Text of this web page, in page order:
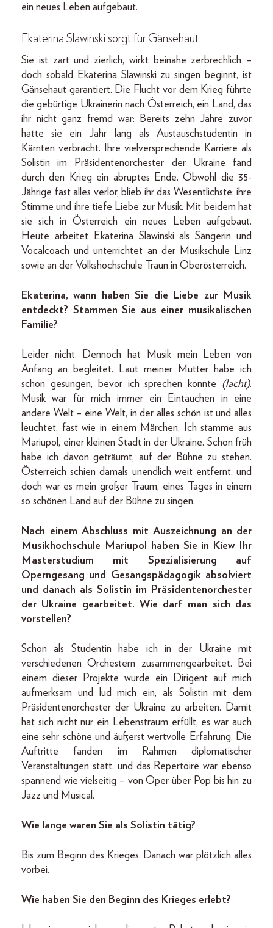
ein neues Leben aufgebaut.
Ekaterina Slawinski sorgt für Gänsehaut
Sie ist zart und zierlich, wirkt beinahe zerbrechlich –
doch sobald Ekaterina Slawinski zu singen beginnt, ist
Gänsehaut garantiert. Die Flucht vor dem Krieg führte
die gebürtige Ukrainerin nach Österreich, ein Land, das
ihr nicht ganz fremd war: Bereits zehn Jahre zuvor
hatte sie ein Jahr lang als Austauschstudentin in
Kärnten verbracht. Ihre vielversprechende Karriere als
Solistin im Präsidentenorchester der Ukraine fand
durch den Krieg ein abruptes Ende. Obwohl die 35-
Jährige fast alles verlor, blieb ihr das Wesentlichste: ihre
Stimme und ihre tiefe Liebe zur Musik. Mit beidem hat
sie sich in Österreich ein neues Leben aufgebaut.
Heute arbeitet Ekaterina Slawinski als Sängerin und
Vocalcoach und unterrichtet an der Musikschule Linz
sowie an der Volkshochschule Traun in Oberösterreich.
Ekaterina, wann haben Sie die Liebe zur Musik
entdeckt? Stammen Sie aus einer musikalischen
Familie?
Leider nicht. Dennoch hat Musik mein Leben von
Anfang an begleitet. Laut meiner Mutter habe ich
schon gesungen, bevor ich sprechen konnte (lacht).
Musik war für mich immer ein Eintauchen in eine
andere Welt – eine Welt, in der alles schön ist und alles
leuchtet, fast wie in einem Märchen. Ich stamme aus
Mariupol, einer kleinen Stadt in der Ukraine. Schon früh
habe ich davon geträumt, auf der Bühne zu stehen.
Österreich schien damals unendlich weit entfernt, und
doch war es mein großer Traum, eines Tages in einem
so schönen Land auf der Bühne zu singen.
Nach einem Abschluss mit Auszeichnung an der
Musikhochschule Mariupol haben Sie in Kiew Ihr
Masterstudium mit Spezialisierung auf
Operngesang und Gesangspädagogik absolviert
und danach als Solistin im Präsidentenorchester
der Ukraine gearbeitet. Wie darf man sich das
vorstellen?
Schon als Studentin habe ich in der Ukraine mit
verschiedenen Orchestern zusammengearbeitet. Bei
einem dieser Projekte wurde ein Dirigent auf mich
aufmerksam und lud mich ein, als Solistin mit dem
Präsidentenorchester der Ukraine zu arbeiten. Damit
hat sich nicht nur ein Lebenstraum erfüllt, es war auch
eine sehr schöne und äußerst wertvolle Erfahrung. Die
Auftritte fanden im Rahmen diplomatischer
Veranstaltungen statt, und das Repertoire war ebenso
spannend wie vielseitig – von Oper über Pop bis hin zu
Jazz und Musical.
Wie lange waren Sie als Solistin tätig?
Bis zum Beginn des Krieges. Danach war plötzlich alles
vorbei.
Wie haben Sie den Beginn des Krieges erlebt?